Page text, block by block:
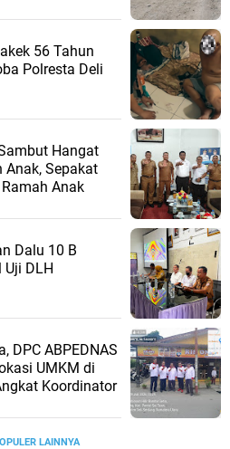
56 Tahun
Polresta Deli
Hangat
Anak, Sepakat
Anak
Dalu 10 B
Uji DLH
DPC ABPEDNAS
UMKM di
Koordinator
LAINNYA